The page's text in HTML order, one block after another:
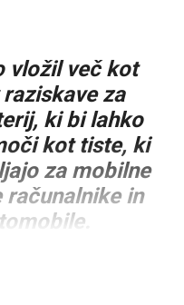
vložil več kot
za
ki bi lahko
kot tiste, ki
za mobilne
računalnike in